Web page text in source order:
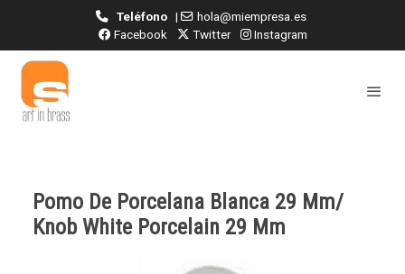
Teléfono|
hola@miempresa.es
Facebook
Twitter Instagram
Pomo De Porcelana Blanca 29 Mm/
Knob White Porcelain 29 Mm